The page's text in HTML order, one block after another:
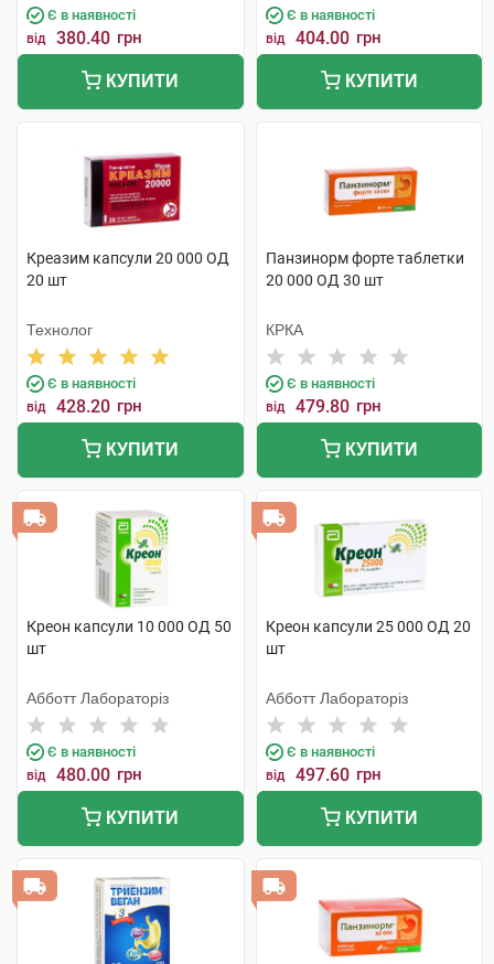
Є в наявності
від 380.40 грн
КУПИТИ
Є в наявності
від 404.00 грн
КУПИТИ
Креазим капсули 20 000 ОД
20 шт
Технолог
Є в наявності
від 428.20 грн
КУПИТИ
Панзинорм форте таблетки
20 000 ОД 30 шт
КРКА
Є в наявності
від 479.80 грн
КУПИТИ
Креон капсули 10 000 ОД 50
шт
Абботт Лабораторіз
Є в наявності
від 480.00 грн
КУПИТИ
Креон капсули 25 000 ОД 20
шт
Абботт Лабораторіз
Є в наявності
від 497.60 грн
КУПИТИ